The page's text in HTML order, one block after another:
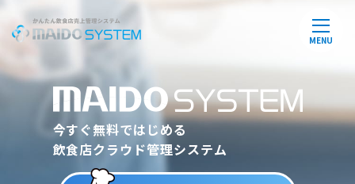
MENU
今すぐ無料ではじめる
飲食店クラウド管理システム